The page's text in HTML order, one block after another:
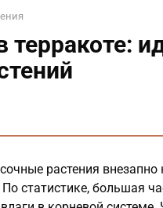
терракоте:
растения
По статистике, большая